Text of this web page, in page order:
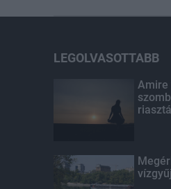
LEGOLVASOTTABB
Amire